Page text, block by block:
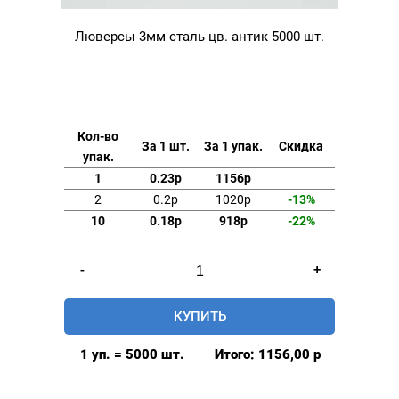
Люверсы 3мм сталь цв. антик 5000 шт.
Кол-во
упак.
За 1 шт. За 1 упак. Скидка
1 0.23р
1156р
2
0.2р 1020р
-13%
10
0.18р 918р -22%
-
товара
Люверсы
3мм
+
КУПИТЬ
1 уп. = 5000 шт. Итого: 1156,00 р